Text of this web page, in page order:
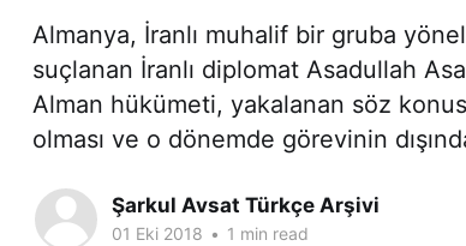
Almanya, İranlı muhalif bir gruba
suçlanan İranlı diplomat Asadullah
Alman hükümeti, yakalanan söz
olması ve o dönemde görevinin
Şarkul Avsat Türkçe Arşivi
01 Eki 2018 • 1 min read